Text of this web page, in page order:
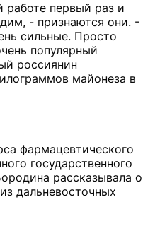
первый раз и
- признаются они. -
сильные. Просто
популярный
россиянин
майонеза в
фармацевтического
государственного
рассказывала о
дальневосточных